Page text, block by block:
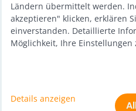
Velkoobchod
Nabídka práce
Erklärung zum Datenschutz
Ländern übermittelt werden.
akzeptieren" klicken, erklären
einverstanden. Detaillierte
Möglichkeit, Ihre
Details anzeigen